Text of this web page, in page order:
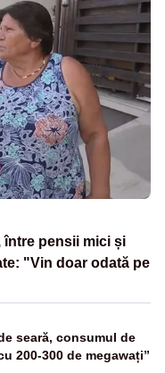
între pensii mici și
"Vin doar odată pe
seară, consumul de
200-300 de megawați”